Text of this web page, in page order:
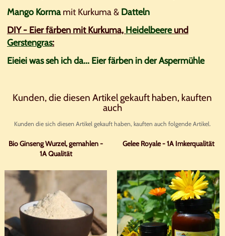
Mango Kormamit Kurkuma & Datteln
DIY - Eier färben mit Kurkuma, Heidelbeereund
Gerstengras:
Eieiei was seh ich da... Eier färben in der Aspermühle
Kunden, die diesen Artikel gekauft haben, kauften
auch
Kunden die sich diesen Artikel gekauft haben, kauften auch folgende Artikel.
Bio Ginseng Wurzel, gemahlen -
1A Qualität
Gelee Royale - 1A Imkerqualität